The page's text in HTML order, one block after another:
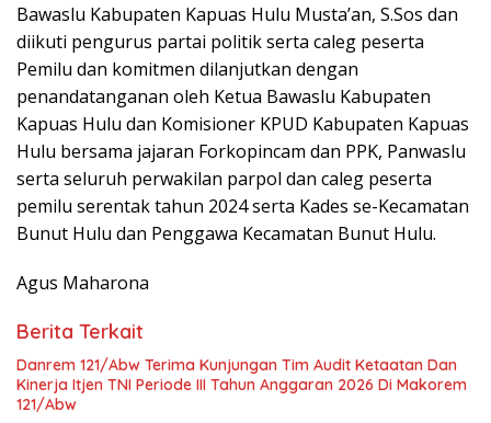
Bawaslu Kabupaten Kapuas Hulu Musta’an, S.Sos dan
diikuti pengurus partai politik serta caleg peserta
Pemilu dan komitmen dilanjutkan dengan
penandatanganan oleh Ketua Bawaslu Kabupaten
Kapuas Hulu dan Komisioner KPUD Kabupaten Kapuas
Hulu bersama jajaran Forkopincam dan PPK, Panwaslu
serta seluruh perwakilan parpol dan caleg peserta
pemilu serentak tahun 2024 serta Kades se-Kecamatan
Bunut Hulu dan Penggawa Kecamatan Bunut Hulu.
Agus Maharona
Berita Terkait
Danrem 121/Abw Terima Kunjungan Tim Audit Ketaatan Dan
Kinerja Itjen TNI Periode III Tahun Anggaran 2026 Di Makorem
121/Abw